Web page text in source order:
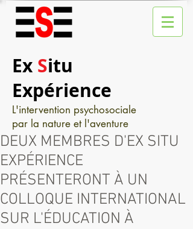
Ex Situ
Expérience
L'intervention psychosociale
par la nature et l'aventure
DEUX MEMBRES D'EX SITU
EXPÉRIENCE
PRÉSENTERONT À UN
COLLOQUE INTERNATIONAL
SUR L'ÉDUCATION À